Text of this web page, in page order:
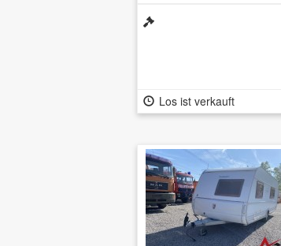
Los ist verkauft